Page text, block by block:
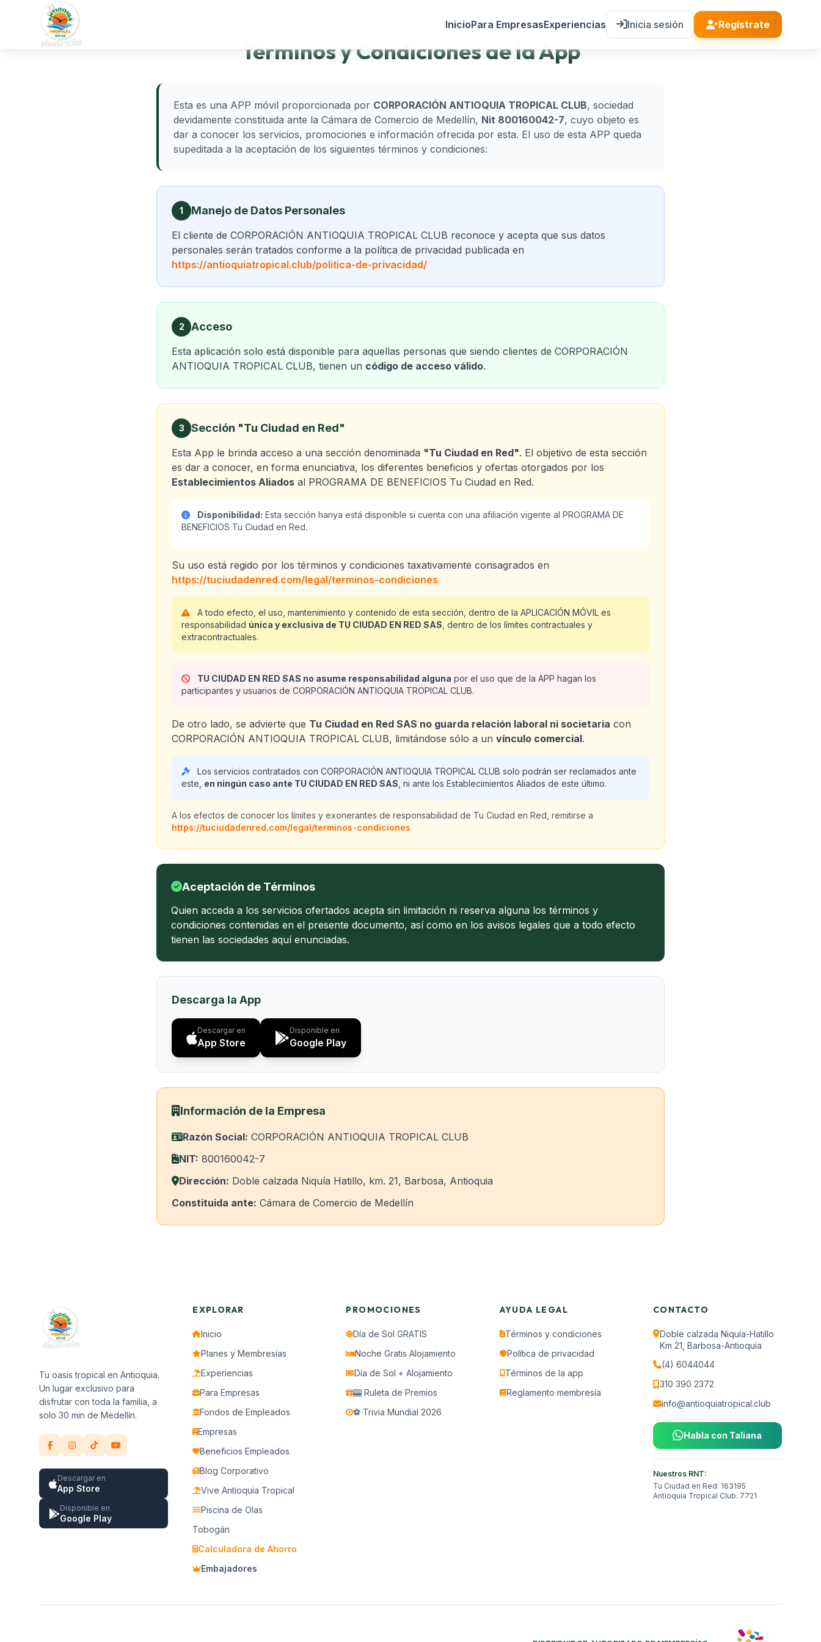
InicioPara EmpresasExperiencias Inicia sesión Regístrate
Términos y Condiciones de la App
Esta es una APP móvil proporcionada por CORPORACIÓN ANTIOQUIA TROPICAL CLUB, sociedad
devidamente constituida ante la Cámara de Comercio de Medellín, Nit 800160042-7, cuyo objeto es
dar a conocer los servicios, promociones e información ofrecida por esta. El uso de esta APP queda
supeditada a la aceptación de los siguientes términos y condiciones:
1 Manejo de Datos Personales
El cliente de CORPORACIÓN ANTIOQUIA TROPICAL CLUB reconoce y acepta que sus datos
personales serán tratados conforme a la política de privacidad publicada en
https://antioquiatropical.club/politica-de-privacidad/
2 Acceso
Esta aplicación solo está disponible para aquellas personas que siendo clientes de CORPORACIÓN
ANTIOQUIA TROPICAL CLUB, tienen un código de acceso válido.
3 Sección "Tu Ciudad en Red"
Esta App le brinda acceso a una sección denominada "Tu Ciudad en Red". El objetivo de esta sección
es dar a conocer, en forma enunciativa, los diferentes beneficios y ofertas otorgados por los
Establecimientos Aliados al PROGRAMA DE BENEFICIOS Tu Ciudad en Red.
Disponibilidad: Esta sección hanya está disponible si cuenta con una afiliación vigente al PROGRAMA DE
BENEFICIOS Tu Ciudad en Red.
Su uso está regido por los términos y condiciones taxativamente consagrados en
https://tuciudadenred.com/legal/terminos-condiciones
A todo efecto, el uso, mantenimiento y contenido de esta sección, dentro de la APLICACIÓN MÓVIL es
responsabilidad única y exclusiva de TU CIUDAD EN RED SAS , dentro de los límites contractuales y
extracontractuales.
TU CIUDAD EN RED SAS no asume responsabilidad alguna por el uso que de la APP hagan los
participantes y usuarios de CORPORACIÓN ANTIOQUIA TROPICAL CLUB.
De otro lado, se advierte que Tu Ciudad en Red SAS no guarda relación laboral ni societaria con
CORPORACIÓN ANTIOQUIA TROPICAL CLUB, limitándose sólo a un vínculo comercial.
Los servicios contratados con CORPORACIÓN ANTIOQUIA TROPICAL CLUB solo podrán ser reclamados ante
este, en ningún caso ante TU CIUDAD EN RED SAS , ni ante los Establecimientos Aliados de este último.
A los efectos de conocer los límites y exonerantes de responsabilidad de Tu Ciudad en Red, remitirse a
https://tuciudadenred.com/legal/terminos-condiciones
Aceptación de Términos
Quien acceda a los servicios ofertados acepta sin limitación ni reserva alguna los términos y
condiciones contenidas en el presente documento, así como en los avisos legales que a todo efecto
tienen las sociedades aquí enunciadas.
Descarga la App
Descargar en
App Store
Disponible en
Google Play
Información de la Empresa
Razón Social: CORPORACIÓN ANTIOQUIA TROPICAL CLUB
NIT: 800160042-7
Dirección: Doble calzada Niquía Hatillo, km. 21, Barbosa, Antioquia
Constituida ante: Cámara de Comercio de Medellín
Tu oasis tropical en Antioquia.
Un lugar exclusivo para
disfrutar con toda la familia, a
solo 30 min de Medellín.
Descargar en
App Store
Disponible en
Google Play
EXPLORAR
Inicio
Planes y Membresías
Experiencias
Para Empresas
Fondos de Empleados
Empresas
Beneficios Empleados
Blog Corporativo
Vive Antioquia Tropical
Piscina de Olas
Tobogán
Calculadora de Ahorro
Embajadores
PROMOCIONES
Día de Sol GRATIS
Noche Gratis Alojamiento
Día de Sol + Alojamiento
🎰 Ruleta de Premios
⚽ Trivia Mundial 2026
AYUDA LEGAL
Términos y condiciones
Política de privacidad
Términos de la app
Reglamento membresía
CONTACTO
Doble calzada Niquía-Hatillo
Km 21, Barbosa-Antioquia
(4) 6044044
310 390 2372
info@antioquiatropical.club
Habla con Taliana
Nuestros RNT:
Tu Ciudad en Red: 163195
Antioquia Tropical Club: 7721